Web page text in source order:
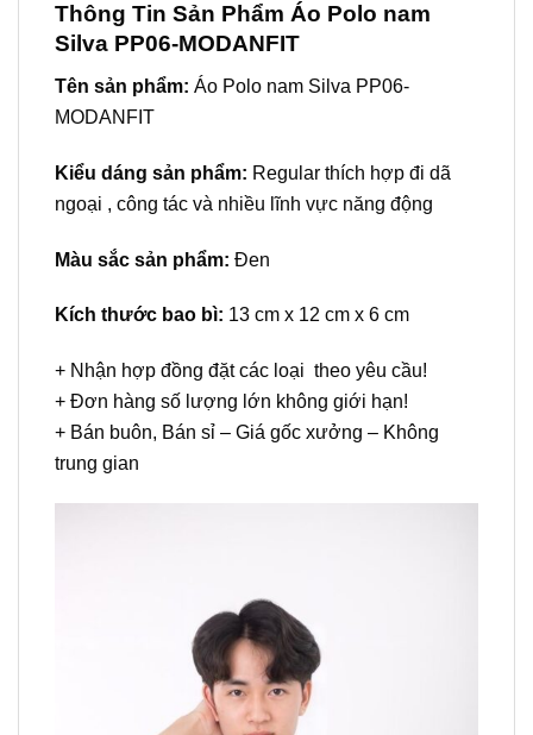
Thông Tin Sản Phẩm Áo Polo nam
Silva PP06-MODANFIT
Tên sản phẩm: Áo Polo nam Silva PP06-
MODANFIT
Kiểu dáng sản phẩm: Regular thích hợp đi dã
ngoại , công tác và nhiều lĩnh vực năng động
Màu sắc sản phẩm: Đen
Kích thước bao bì: 13 cm x 12 cm x 6 cm
+ Nhận hợp đồng đặt các loại theo yêu cầu!
+ Đơn hàng số lượng lớn không giới hạn!
+ Bán buôn, Bán sỉ – Giá gốc xưởng – Không
trung gian